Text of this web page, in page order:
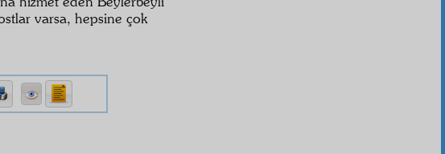
varsa, hepsine çok